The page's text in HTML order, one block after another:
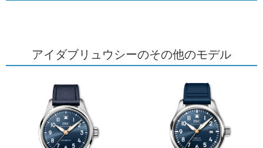
アイダブリュウシーのその他のモデル